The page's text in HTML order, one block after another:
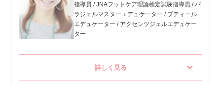
指導員 / JNAフットケア理論検定試験指導員 / パ
ラジェルマスターエデュケーター / プティール
エデュケーター / アクセンツジェルエデュケー
ター